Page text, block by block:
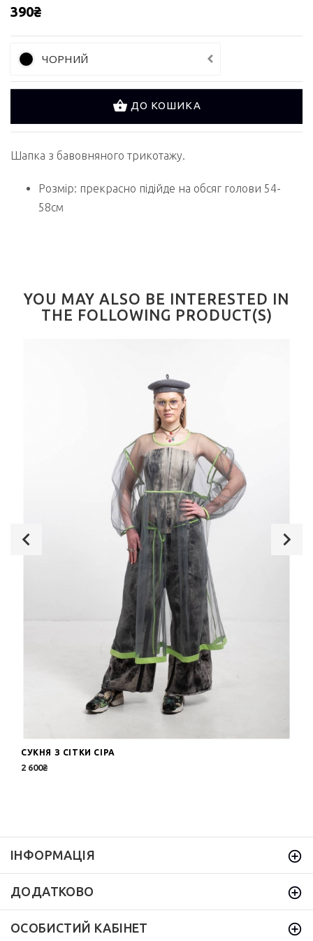
390₴
ЧОРНИЙ
ДО КОШИКА
Шапка з бавовняного трикотажу.
Розмір: прекрасно підійде на обсяг голови 54-
58см
YOU MAY ALSO BE INTERESTED IN
THE FOLLOWING PRODUCT(S)
СУКНЯ З СІТКИ СІРА
2 600₴
ІНФОРМАЦІЯ
ДОДАТКОВО
ОСОБИСТИЙ КАБІНЕТ